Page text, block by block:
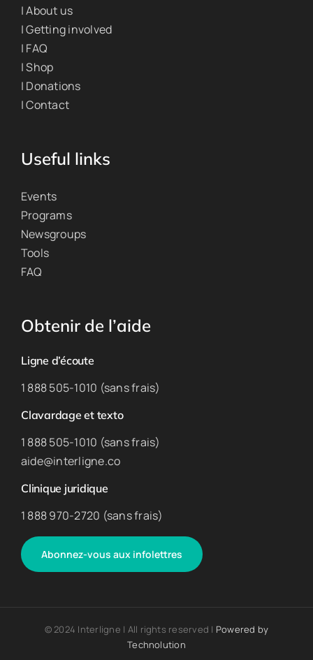
| About us
| Getting involved
| FAQ
| Shop
| Donations
| Contact
Useful links
Events
Programs
Newsgroups
Tools
FAQ
Obtenir de l’aide
Ligne d’écoute
1 888 505-1010 (sans frais)
Clavardage et texto
1 888 505-1010 (sans frais)
aide@interligne.co
Clinique juridique
1 888 970-2720 (sans frais)
Abonnez-vous aux infolettres
© 2024 Interligne | All rights reserved | Powered by
Technolution